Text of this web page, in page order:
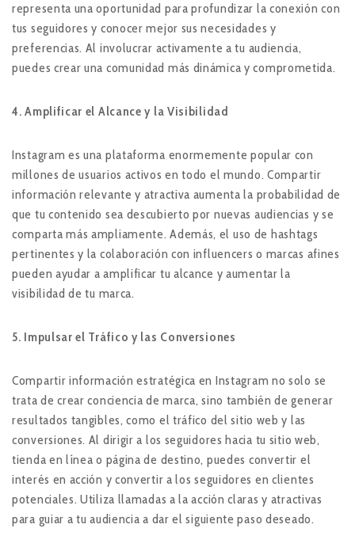
representa una oportunidad para profundizar la conexión con
tus seguidores y conocer mejor sus necesidades y
preferencias. Al involucrar activamente a tu audiencia,
puedes crear una comunidad más dinámica y comprometida.
4. Amplificar el Alcance y la Visibilidad
Instagram es una plataforma enormemente popular con
millones de usuarios activos en todo el mundo. Compartir
información relevante y atractiva aumenta la probabilidad de
que tu contenido sea descubierto por nuevas audiencias y se
comparta más ampliamente. Además, el uso de hashtags
pertinentes y la colaboración con influencers o marcas afines
pueden ayudar a amplificar tu alcance y aumentar la
visibilidad de tu marca.
5. Impulsar el Tráfico y las Conversiones
Compartir información estratégica en Instagram no solo se
trata de crear conciencia de marca, sino también de generar
resultados tangibles, como el tráfico del sitio web y las
conversiones. Al dirigir a los seguidores hacia tu sitio web,
tienda en línea o página de destino, puedes convertir el
interés en acción y convertir a los seguidores en clientes
potenciales. Utiliza llamadas a la acción claras y atractivas
para guiar a tu audiencia a dar el siguiente paso deseado.